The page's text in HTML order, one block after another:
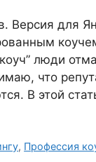
Паньков.
люди
что
В этой
, Профессия